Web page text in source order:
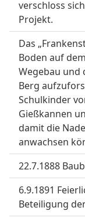
verschloss
Projekt.
Das
Boden auf
Wegebau und
Berg
Schulkinder
Gießkannen
damit die
anwachsen
22.7.1888
6.9.1891
Beteiligung